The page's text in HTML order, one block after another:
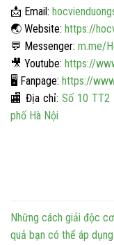
📩 Email:
🌏 Website: https://
💬 Messenger: m.me/
🎥 Youtube: https://
🖥️ Fanpage: https://
🏬Địa chỉ:Số 10 TT2
phố Hà Nội
Những cách giải độc
quả bạn có thể áp